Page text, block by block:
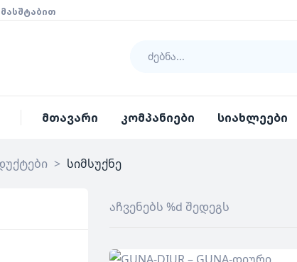
მთავარი კომპანიები სიახლეები
> სიმსუქნე
აჩვენებს %d შედეგს